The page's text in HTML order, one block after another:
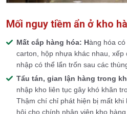
Mối nguy tiềm ẩn ở kho
Mất cắp hàng hóa: Hàng hóa
carton, hộp nhựa khác nhau,
nhập có thể lẩn trốn sau các
Tẩu tán, gian lận hàng trong
nhập kho liên tục gây khó khăn
Thậm chí chỉ phát hiện bị mất
hội cho chính nhân viên kho